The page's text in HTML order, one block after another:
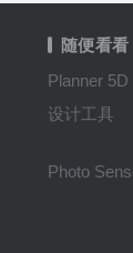
随便看看
Planner
设计工具
Photo